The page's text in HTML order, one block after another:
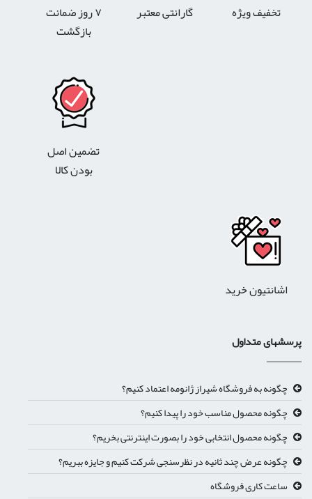
تخفیف ویژه گارانتی معتبر
۷ روز ضمانت
بازگشت
تضمین اصل
بودن کالا
اشانتیون خرید
پرسشهای متداول
چگونه به فروشگاه شیراز ژانومه اعتماد کنیم؟
چگونه محصول مناسب خود را پیدا کنیم؟
چگونه محصول انتخابی خود را بصورت اینترنتی بخریم؟
چگونه عرض چند ثانیه در نظرسنجی شرکت کنیم و جایزه ببریم؟
ساعت کاری فروشگاه